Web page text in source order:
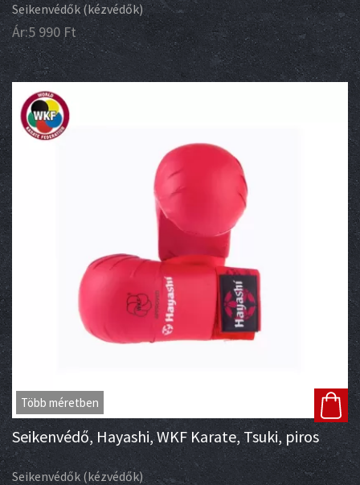
Seikenvédők (kézvédők)
Ár:5 990Ft
Több méretben
Seikenvédő, Hayashi, WKF Karate, Tsuki, piros
Seikenvédők (kézvédők)